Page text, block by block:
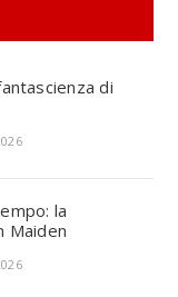
di
la
Maiden